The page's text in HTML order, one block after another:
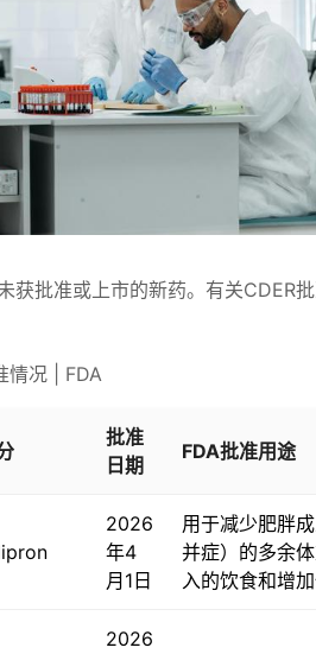
获批准或上市的新药。有关CDER
情况 | FDA
批准
日期
FDA批准用途
2026
年4
月1日
用于减少肥胖
并症）的多余
入的饮食和增
2026